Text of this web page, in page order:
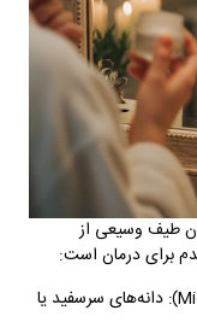
طیف وسیعی از
برای درمان است:
): دانه‌های سرسفید یا